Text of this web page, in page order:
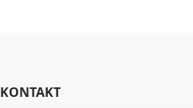
KONTAKT